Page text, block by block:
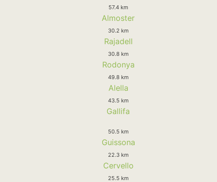
57.4 km
Almoster
30.2 km
Rajadell
30.8 km
Rodonya
49.8 km
Alella
43.5 km
Gallifa
50.5 km
Guissona
22.3 km
Cervello
25.5 km